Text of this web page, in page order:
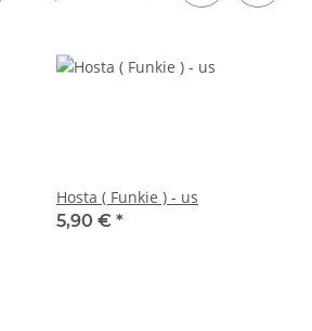
Hosta ( Funkie ) - us
5,90 € *